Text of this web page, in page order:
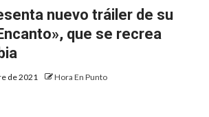
nuevo tráiler de su
que se recrea
de 2021 Hora En Punto